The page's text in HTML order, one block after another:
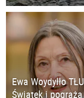
Ewa Woydyłło
Świątek i